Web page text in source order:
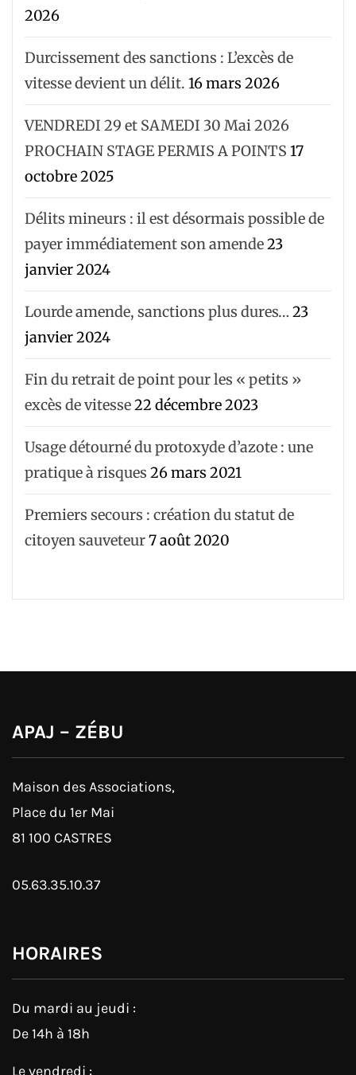
2026
Durcissement des sanctions : L’excès de
vitesse devient un délit. 16 mars 2026
VENDREDI 29 et SAMEDI 30 Mai 2026
PROCHAIN STAGE PERMIS A POINTS 17
octobre 2025
Délits mineurs : il est désormais possible de
payer immédiatement son amende23
janvier 2024
Lourde amende, sanctions plus dures… 23
janvier 2024
Fin du retrait de point pour les « petits »
excès de vitesse22 décembre 2023
Usage détourné du protoxyde d’azote : une
pratique à risques 26 mars 2021
Premiers secours : création du statut de
citoyen sauveteur7 août 2020
APAJ – ZÉBU
Maison des Associations,
Place du 1er Mai
81 100 CASTRES
05.63.35.10.37
HORAIRES
Du mardi au jeudi :
De 14h à 18h
Le vendredi :